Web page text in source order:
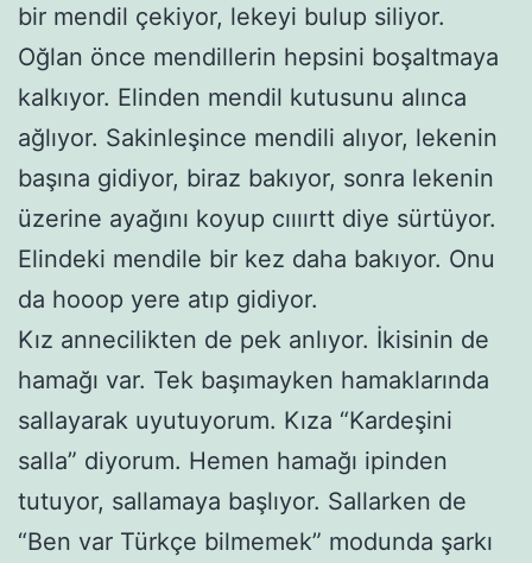
bir mendil çekiyor, lekeyi bulup siliyor.
Oğlan önce mendillerin hepsini boşaltmaya
kalkıyor. Elinden mendil kutusunu alınca
ağlıyor. Sakinleşince mendili alıyor, lekenin
başına gidiyor, biraz bakıyor, sonra lekenin
üzerine ayağını koyup cıııırtt diye sürtüyor.
Elindeki mendile bir kez daha bakıyor. Onu
da hooop yere atıp gidiyor.
Kız annecilikten de pek anlıyor. İkisinin de
hamağı var. Tek başımayken hamaklarında
sallayarak uyutuyorum. Kıza “Kardeşini
salla” diyorum. Hemen hamağı ipinden
tutuyor, sallamaya başlıyor. Sallarken de
“Ben var Türkçe bilmemek” modunda şarkı